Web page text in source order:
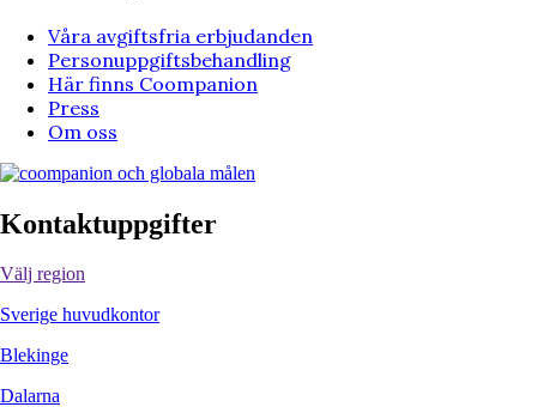
Våra avgiftsfria erbjudanden
Personuppgiftsbehandling
Här finns Coompanion
Press
Om oss
Kontaktuppgifter
Välj region
Sverige huvudkontor
Blekinge
Dalarna